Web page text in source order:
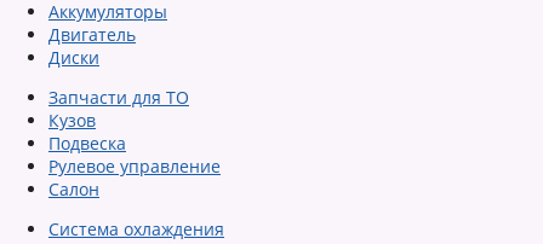
Аккумуляторы
Двигатель
Диски
Запчасти для ТО
Кузов
Подвеска
Рулевое управление
Салон
Система охлаждения